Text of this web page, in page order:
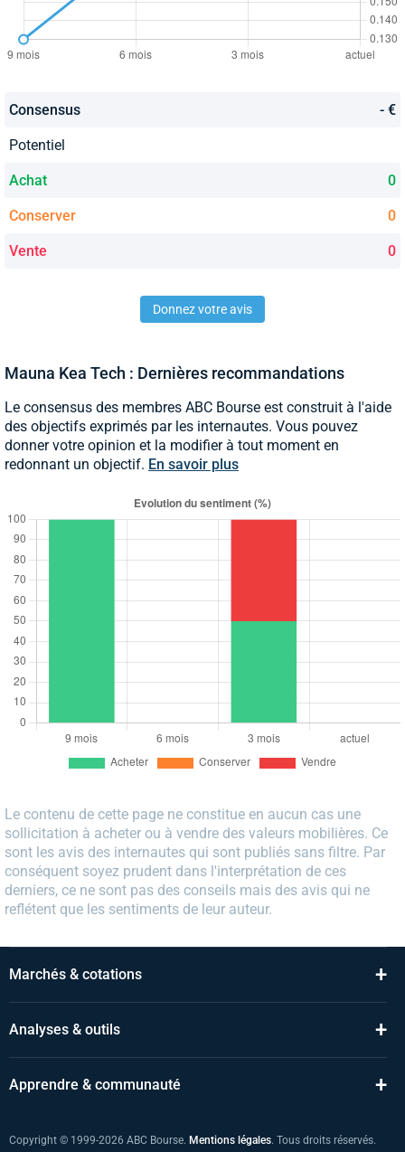
Consensus - €
Potentiel
Achat 0
Conserver 0
Vente 0
Donnez votre avis
Mauna Kea Tech : Dernières recommandations
Le consensus des membres ABC Bourse est construit à l'aide
des objectifs exprimés par les internautes. Vous pouvez
donner votre opinion et la modifier à tout moment en
redonnant un objectif. En savoir plus
Le contenu de cette page ne constitue en aucun cas une
sollicitation à acheter ou à vendre des valeurs mobilières. Ce
sont les avis des internautes qui sont publiés sans filtre. Par
conséquent soyez prudent dans l'interprétation de ces
derniers, ce ne sont pas des conseils mais des avis qui ne
reflétent que les sentiments de leur auteur.
Marchés & cotations +
Analyses & outils +
Apprendre & communauté +
Copyright © 1999-2026 ABC Bourse. Mentions légales. Tous droits réservés.